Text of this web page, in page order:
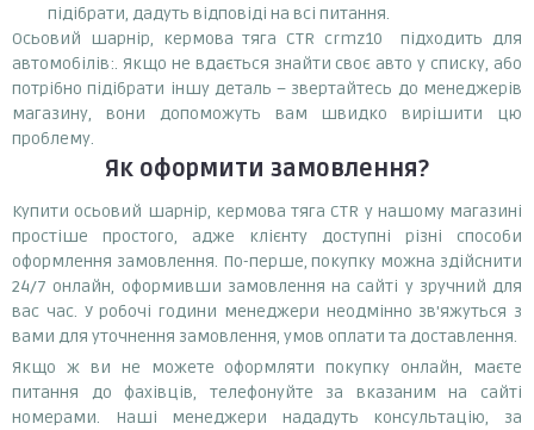
підібрати, дадуть відповіді на всі питання.
Осьовий шарнір, кермова тяга CTR crmz10 підходить для
автомобілів:. Якщо не вдається знайти своє авто у списку, або
потрібно підібрати іншу деталь – звертайтесь до менеджерів
магазину, вони допоможуть вам швидко вирішити цю
проблему.
Як оформити замовлення?
Купити осьовий шарнір, кермова тяга CTR у нашому магазині
простіше простого, адже клієнту доступні різні способи
оформлення замовлення. По-перше, покупку можна здійснити
24/7 онлайн, оформивши замовлення на сайті у зручний для
вас час. У робочі години менеджери неодмінно зв'яжуться з
вами для уточнення замовлення, умов оплати та доставлення.
Якщо ж ви не можете оформляти покупку онлайн, маєте
питання до фахівців, телефонуйте за вказаним на сайті
номерами. Наші менеджери нададуть консультацію, за